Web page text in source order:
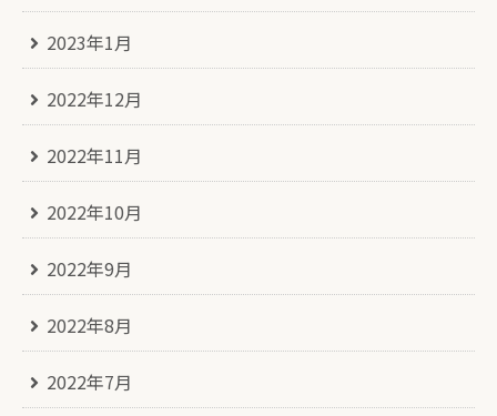
2023年1月
2022年12月
2022年11月
2022年10月
2022年9月
2022年8月
2022年7月